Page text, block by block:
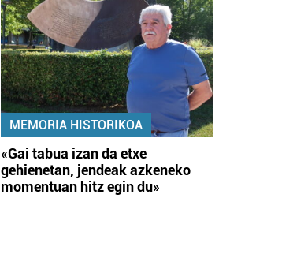
MEMORIA HISTORIKOA
«Gai tabua izan da etxe
gehienetan, jendeak azkeneko
momentuan hitz egin du»